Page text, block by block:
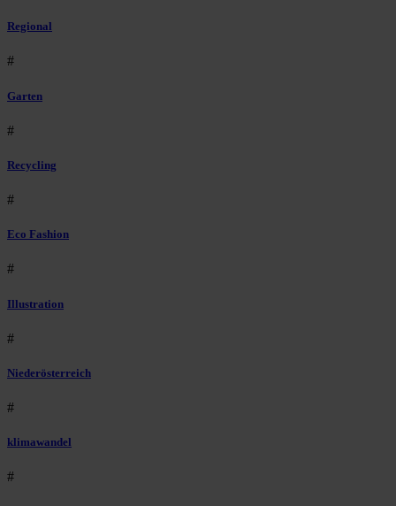
Regional
#
Garten
#
Recycling
#
Eco Fashion
#
Illustration
#
Niederösterreich
#
klimawandel
#